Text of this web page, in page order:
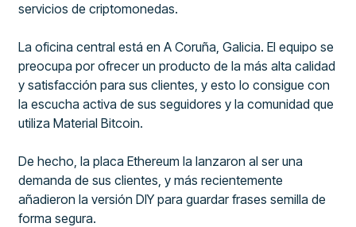
servicios de criptomonedas.
La oficina central está en A Coruña, Galicia. El equipo se
preocupa por ofrecer un producto de la más alta calidad
y satisfacción para sus clientes, y esto lo consigue con
la escucha activa de sus seguidores y la comunidad que
utiliza Material Bitcoin.
De hecho, la placa Ethereum la lanzaron al ser una
demanda de sus clientes, y más recientemente
añadieron la versión DIY para guardar frases semilla de
forma segura.